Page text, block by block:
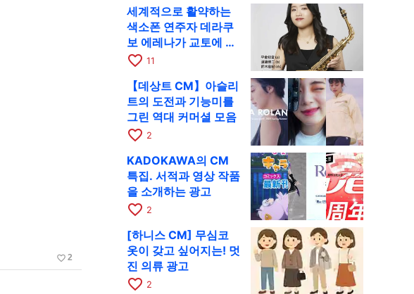
favorite_border 2
세계적으로 활약하는
색소폰 연주자 데라쿠
보 에레나가 교토에 온
다! 콰르텟 투어 교토
개최
favorite_border 11
【데상트 CM】아슬리
트의 도전과 기능미를
그린 역대 커머셜 모음
favorite_border 2
KADOKAWA의 CM
특집. 서적과 영상 작품
을 소개하는 광고
favorite_border 2
[하니스 CM] 무심코
옷이 갖고 싶어지는! 멋
진 의류 광고
favorite_border 2